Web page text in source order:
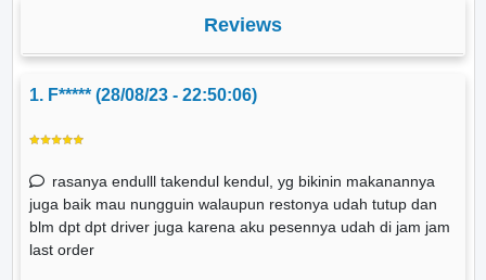
Reviews
1. F***** (28/08/23 - 22:50:06)
rasanya endulll takendul kendul, yg bikinin makanannya
juga baik mau nungguin walaupun restonya udah tutup dan
blm dpt dpt driver juga karena aku pesennya udah di jam jam
last order